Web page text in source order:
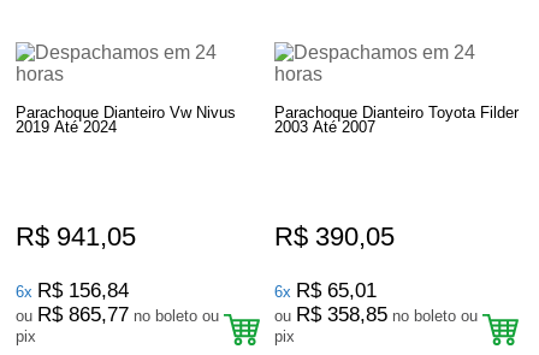
Parachoque Dianteiro Vw Nivus
2019 Até 2024
R$ 941,05
6x R$ 156,84
ou R$ 865,77 no boleto ou
pix
Parachoque Dianteiro Toyota Filder
2003 Até 2007
R$ 390,05
6x R$ 65,01
ou R$ 358,85 no boleto ou
pix